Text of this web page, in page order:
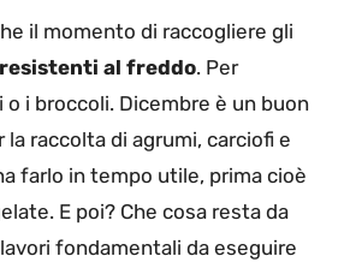
il momento di raccogliere gli
al freddo. Per
o i broccoli. Dicembre è un buon
la raccolta di agrumi, carciofi e
farlo in tempo utile, prima cioè
E poi? Che cosa resta da
fondamentali da eseguire